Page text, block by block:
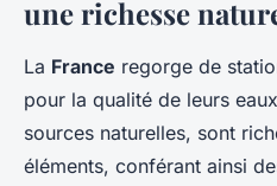
une richesse
La France regorge de
pour la qualité de leurs
sources naturelles, sont
éléments, conférant ainsi